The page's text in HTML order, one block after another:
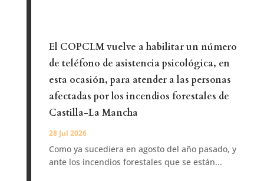
El COPCLM vuelve a habilitar un número
de teléfono de asistencia psicológica, en
esta ocasión, para atender a las personas
afectadas por los incendios forestales de
Castilla-La Mancha
28 Jul 2026
Como ya sucediera en agosto del año pasado, y
ante los incendios forestales que se están...